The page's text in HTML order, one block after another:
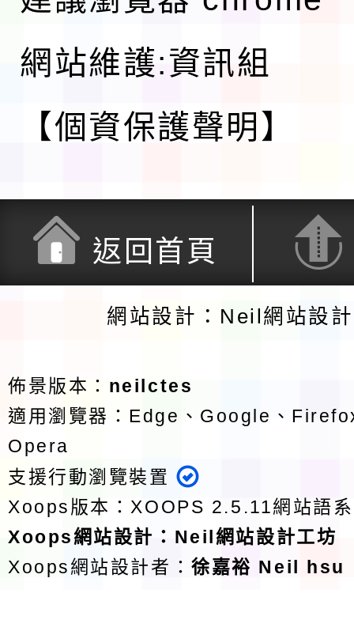
網站維護:資訊組
【個資保護聲明】
返回首頁
網站設計：Neil網站設
佈景版本： neilctes
適用瀏覽器：Edge、Google、
Opera
支援行動瀏覽裝置
Xoops版本：XOOPS 2.5.11網站語
Xoops網站設計 ： Neil網站設計工坊
Xoops網站設計者：徐嘉裕 Neil hsu